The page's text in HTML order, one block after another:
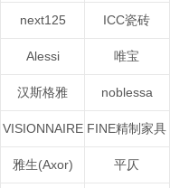
next125 ICC瓷砖
Alessi 唯宝
汉斯格雅 noblessa
VISIONNAIRE FINE精制家具
雅生(Axor) 平仄